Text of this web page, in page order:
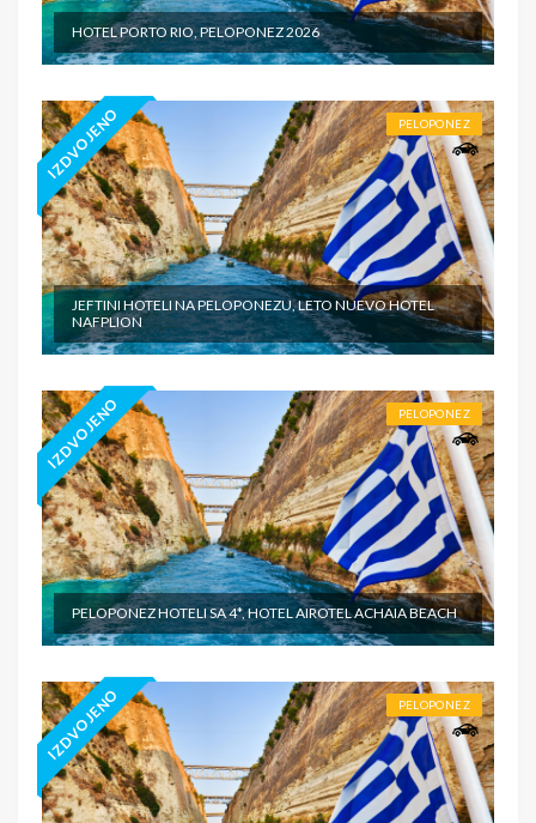
HOTEL PORTO RIO, PELOPONEZ 2026
IZDVOJENO PELOPONEZ
JEFTINI HOTELI NA PELOPONEZU, LETO NUEVO HOTEL
NAFPLION
IZDVOJENO PELOPONEZ
PELOPONEZ HOTELI SA 4*, HOTEL AIROTEL ACHAIA BEACH
IZDVOJENO PELOPONEZ